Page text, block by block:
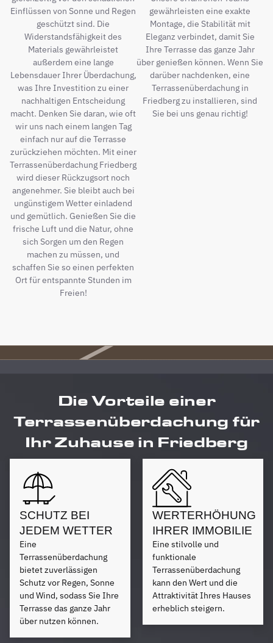
Einflüssen von Sonne und Regen
geschützt sind. Die
Widerstandsfähigkeit des
Materials gewährleistet
außerdem eine lange
Lebensdauer Ihrer Überdachung,
was Ihre Investition zu einer
nachhaltigen Entscheidung
macht. Denken Sie daran, wie oft
wir uns nach einem langen Tag
einfach nur auf die Terrasse
zurückziehen möchten. Mit einer
Terrassenüberdachung Friedberg
wird dieser Rückzugsort noch
angenehmer. Sie bleibt auch bei
ungünstigem Wetter einladend
und gemütlich. Genießen Sie die
frische Luft und die Natur, ohne
sich Sorgen um den Regen
machen zu müssen, und
schaffen Sie so einen perfekten
Ort für entspannte Stunden im
Freien!
gewährleisten eine exakte
Montage, die Stabilität mit
Eleganz verbindet, damit Sie
Ihre Terrasse das ganze Jahr
über genießen können. Wenn Sie
darüber nachdenken, eine
Terrassenüberdachung in
Friedberg zu installieren, sind
Sie bei uns genau richtig!
Die Vorteile einer
Terrassenüberdachung für
Ihr Zuhause in Friedberg
SCHUTZ BEI
JEDEM WETTER
Eine
Terrassenüberdachung
bietet zuverlässigen
Schutz vor Regen, Sonne
und Wind, sodass Sie Ihre
Terrasse das ganze Jahr
über nutzen können.
WERTERHÖHUNG
IHRER IMMOBILIE
Eine stilvolle und
funktionale
Terrassenüberdachung
kann den Wert und die
Attraktivität Ihres Hauses
erheblich steigern.